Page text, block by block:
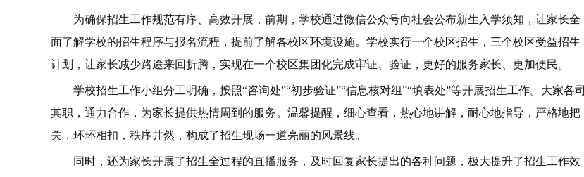
为确保招生工作规范有序、高效开展，前期，学校通过微信公众号向社会公布新生入学须知，让家长全
面了解学校的招生程序与报名流程，提前了解各校区环境设施。学校实行一个校区招生，三个校区受益招生
计划，让家长减少路途来回折腾，实现在一个校区集团化完成审证、验证，更好的服务家长、更加便民。
学校招生工作小组分工明确，按照“咨询处”“初步验证”“信息核对组”“填表处”等开展招生工作。大家各司
其职，通力合作，为家长提供热情周到的服务。温馨提醒，细心查看，热心地讲解，耐心地指导，严格地把
关，环环相扣，秩序井然，构成了招生现场一道亮丽的风景线。
同时，还为家长开展了招生全过程的直播服务，及时回复家长提出的各种问题，极大提升了招生工作效